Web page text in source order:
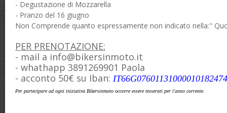
- Degustazione di Mozzarella
- Pranzo del 16 giugno
Non Comprende quanto espressamente non indicato nella:"
PER PRENOTAZIONE:
- mail a info@bikersinmoto.it
- whathapp 3891269901 Paola
- acconto 50€ su Iban:
Per partecipare ad ogni iniziativa Bikersinmoto occorre essere tesserati per l'anno corrente.